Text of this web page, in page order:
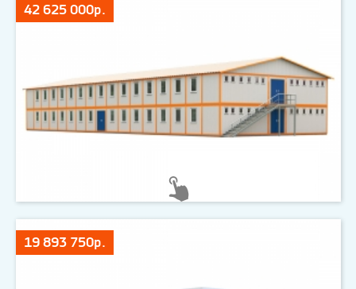
42 625 000р.
19 893 750р.